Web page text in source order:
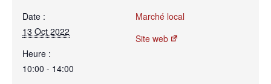
Date :
13 Oct 2022
Heure :
10:00 - 14:00
Marché local
Site web